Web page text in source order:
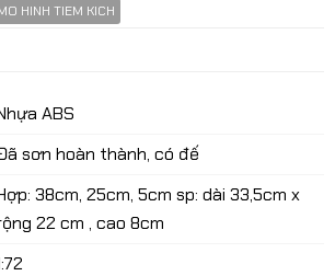
Yêu thích(0)
HINH TIEM KICH
ABS
sơn hoàn thành, có đế
38cm, 25cm, 5cm sp: dài 33,5cm x
22 cm , cao 8cm